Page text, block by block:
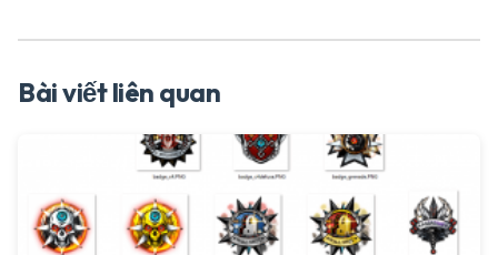
Bài viết liên quan